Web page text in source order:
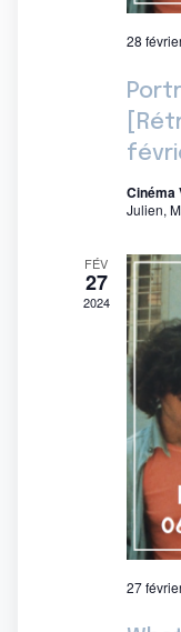
28
Cinéma
Julien,
FÉV
27
2024
27